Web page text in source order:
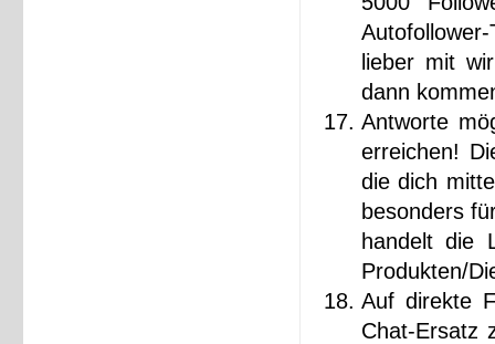
lieber mit
dann
Antworte
erreichen!
die dich
besonders
handelt die
Produkten/
Auf direkte
Chat-Ersatz